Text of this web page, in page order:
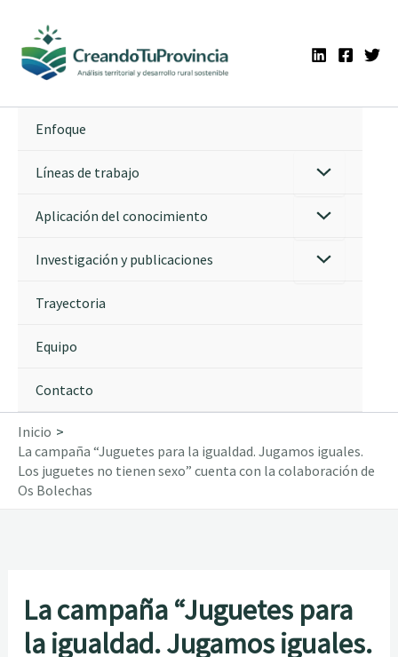
contenido
Enfoque
Líneas de trabajo
Aplicación del conocimiento
Investigación y publicaciones
Trayectoria
Equipo
Contacto
Inicio
La campaña “Juguetes para la igualdad. Jugamos iguales.
Los juguetes no tienen sexo” cuenta con la colaboración de
Os Bolechas
La campaña “Juguetes para
la igualdad. Jugamos iguales.